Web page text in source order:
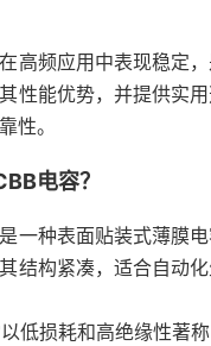
高频应用中表现稳定
性能优势，并提供实
性。
电容？
一种表面贴装式薄膜
结构紧凑，适合自动
低损耗和高绝缘性著